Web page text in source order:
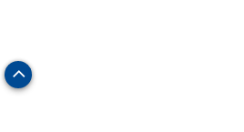
Subir